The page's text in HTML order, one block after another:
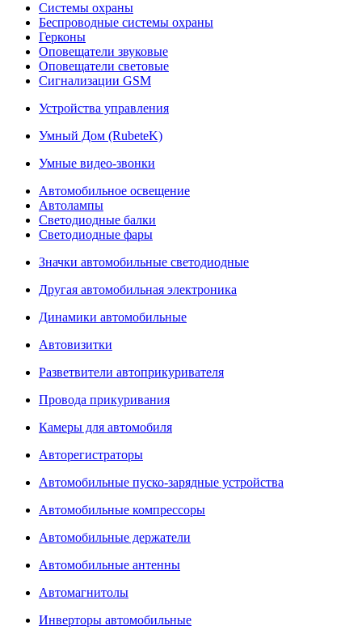
Системы охраны
Беспроводные системы охраны
Герконы
Оповещатели звуковые
Оповещатели световые
Сигнализации GSM
Устройства управления
Умный Дом (RubeteK)
Умные видео-звонки
Автомобильное освещение
Автолампы
Светодиодные балки
Светодиодные фары
Значки автомобильные светодиодные
Другая автомобильная электроника
Динамики автомобильные
Автовизитки
Разветвители автоприкуривателя
Провода прикуривания
Камеры для автомобиля
Авторегистраторы
Автомобильные пуско-зарядные устройства
Автомобильные компрессоры
Автомобильные держатели
Автомобильные антенны
Автомагнитолы
Инверторы автомобильные